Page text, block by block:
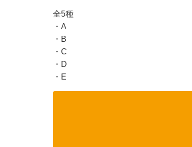
全5種
・A
・B
・C
・D
・E